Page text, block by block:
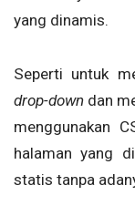
yang dinamis.
Seperti untuk
drop-down dan
menggunakan
halaman yang
statis tanpa